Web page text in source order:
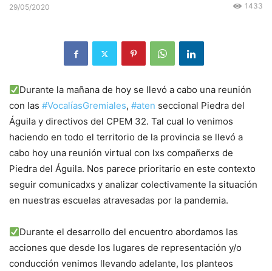
29/05/2020 1433
Durante la mañana de hoy se llevó a cabo una reunión
con las #VocalíasGremiales, #aten seccional Piedra del
Águila y directivos del CPEM 32. Tal cual lo venimos
haciendo en todo el territorio de la provincia se llevó a
cabo hoy una reunión virtual con lxs compañerxs de
Piedra del Águila. Nos parece prioritario en este contexto
seguir comunicadxs y analizar colectivamente la situación
en nuestras escuelas atravesadas por la pandemia.
Durante el desarrollo del encuentro abordamos las
acciones que desde los lugares de representación y/o
conducción venimos llevando adelante, los planteos